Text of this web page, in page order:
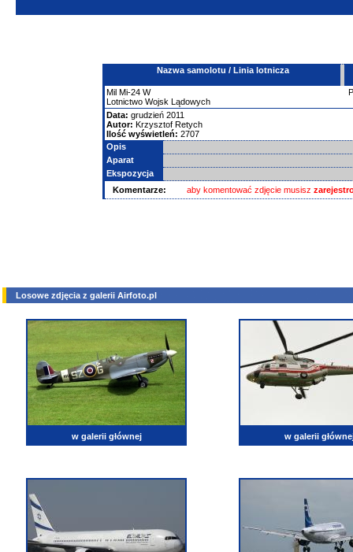
Nazwa samolotu / Linia lotnicza
Mil Mi-24 W
Lotnictwo Wojsk Lądowych
Data: grudzień 2011
Autor: Krzysztof Retych
Ilość wyświetleń: 2707
Opis
Aparat
Ekspozycja
Komentarze:
aby komentować zdjęcie musisz
Losowe zdjęcia z galerii Airfoto.pl
w galerii głównej w galerii